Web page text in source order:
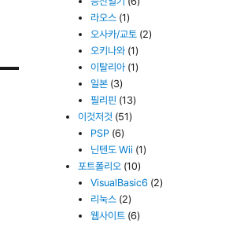
라오스 (1)
오사카/교토 (2)
오키나와 (1)
이탈리아 (1)
일본 (3)
필리핀 (13)
이것저것 (51)
PSP (6)
닌텐도 Wii (1)
포트폴리오 (10)
VisualBasic6 (2)
리눅스 (2)
웹사이트 (6)